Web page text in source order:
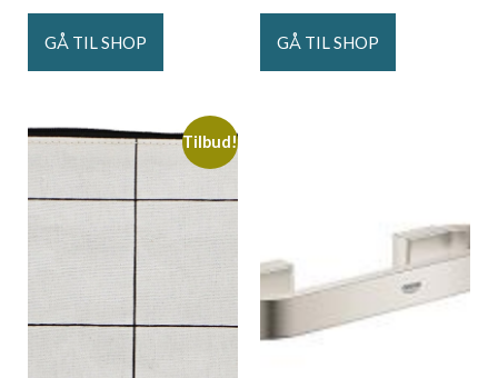
GÅ TIL SHOP GÅ TIL SHOP
Tilbud!